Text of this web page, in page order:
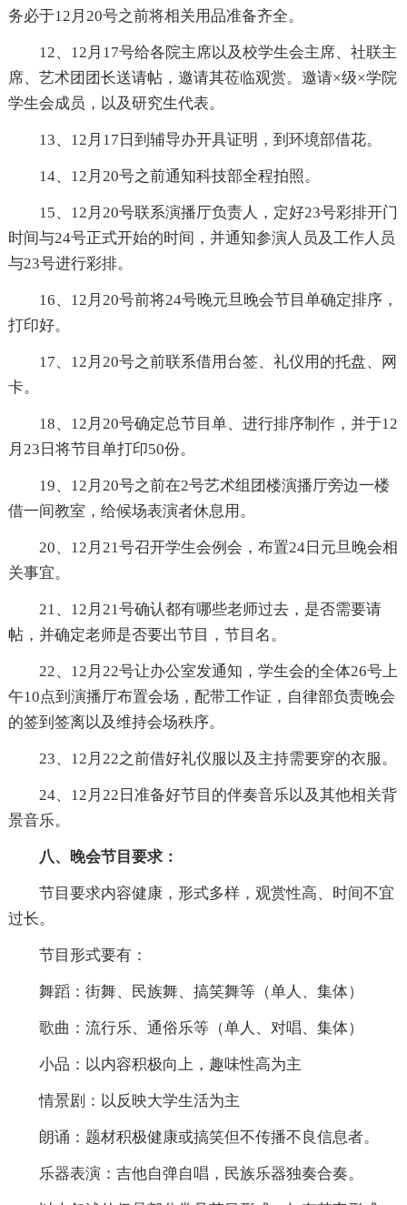
务必于12月20号之前将相关用品准备齐全。
12、12月17号给各院主席以及校学生会主席、社联主
席、艺术团团长送请帖，邀请其莅临观赏。邀请×级×学院
学生会成员，以及研究生代表。
13、12月17日到辅导办开具证明，到环境部借花。
14、12月20号之前通知科技部全程拍照。
15、12月20号联系演播厅负责人，定好23号彩排开门
时间与24号正式开始的时间，并通知参演人员及工作人员
与23号进行彩排。
16、12月20号前将24号晚元旦晚会节目单确定排序，
打印好。
17、12月20号之前联系借用台签、礼仪用的托盘、网
卡。
18、12月20号确定总节目单、进行排序制作，并于12
月23日将节目单打印50份。
19、12月20号之前在2号艺术组团楼演播厅旁边一楼
借一间教室，给候场表演者休息用。
20、12月21号召开学生会例会，布置24日元旦晚会相
关事宜。
21、12月21号确认都有哪些老师过去，是否需要请
帖，并确定老师是否要出节目，节目名。
22、12月22号让办公室发通知，学生会的全体26号上
午10点到演播厅布置会场，配带工作证，自律部负责晚会
的签到签离以及维持会场秩序。
23、12月22之前借好礼仪服以及主持需要穿的衣服。
24、12月22日准备好节目的伴奏音乐以及其他相关背
景音乐。
八、晚会节目要求：
节目要求内容健康，形式多样，观赏性高、时间不宜
过长。
节目形式要有：
舞蹈：街舞、民族舞、搞笑舞等（单人、集体）
歌曲：流行乐、通俗乐等（单人、对唱、集体）
小品：以内容积极向上，趣味性高为主
情景剧：以反映大学生活为主
朗诵：题材积极健康或搞笑但不传播不良信息者。
乐器表演：吉他自弹自唱，民族乐器独奏合奏。